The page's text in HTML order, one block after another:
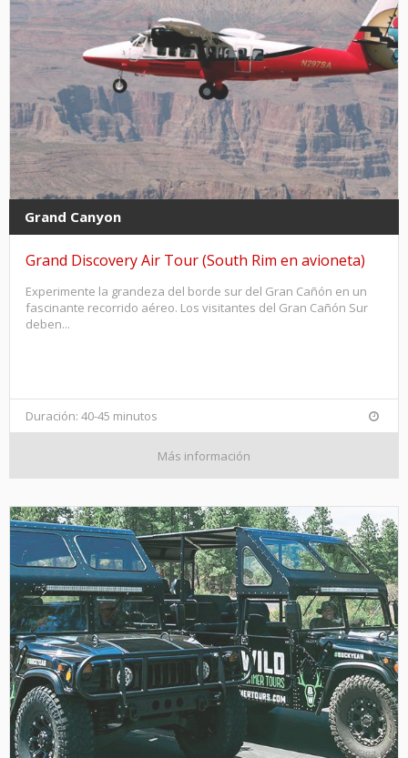
Grand Canyon
Grand Discovery Air Tour (South Rim en avioneta)
Experimente la grandeza del borde sur del Gran Cañón en un
fascinante recorrido aéreo. Los visitantes del Gran Cañón Sur
deben...
Duración: 40-45 minutos
Más información